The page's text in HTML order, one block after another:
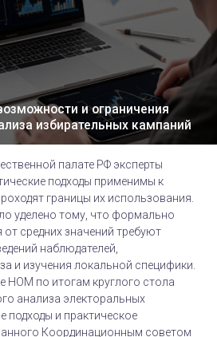
и ограничения
избирательных кампаний
палате РФ эксперты
подходы применимы к
границы их использования.
уделено тому, что формально
средних значений требуют
наблюдателей,
и изучения локальной специфики.
НОМ по итогам круглого стола
анализа электоральных
подходы и практическое
Координационным советом